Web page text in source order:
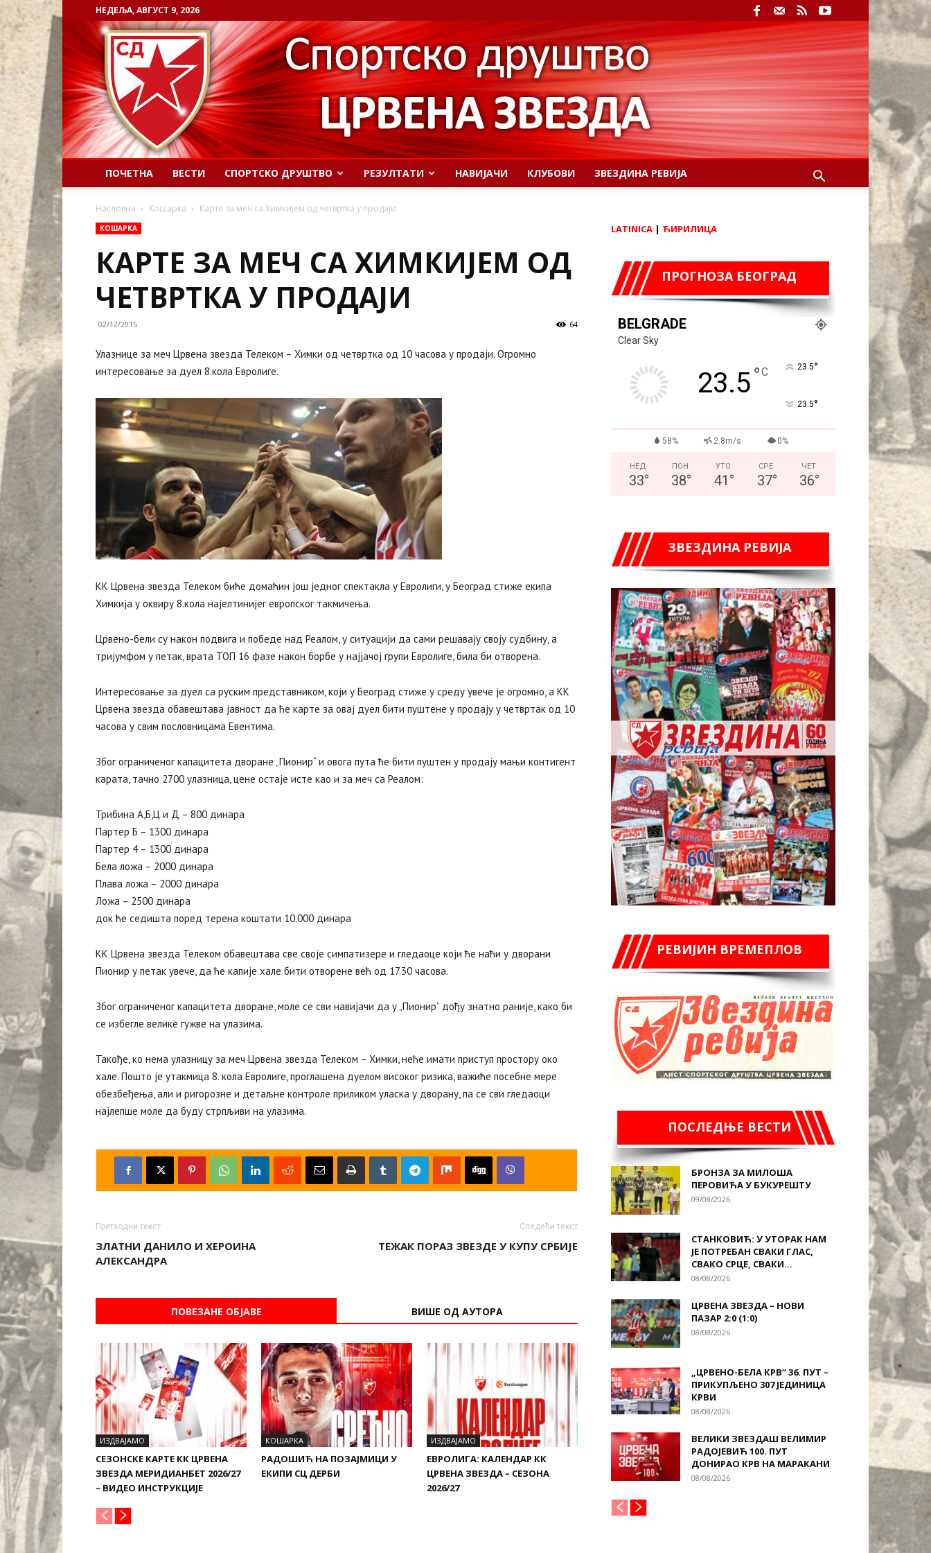
НЕДЕЉА, АВГУСТ 9, 2026
ПОЧЕТНА ВЕСТИ СПОРТСКО ДРУШТВО РЕЗУЛТАТИ НАВИЈАЧИ КЛУБОВИ ЗВЕЗДИНА РЕВИЈА
Насловна Кошарка Карте за меч са Химкијем од четвртка у продаји
КОШАРКА
КАРТЕ ЗА МЕЧ СА ХИМКИЈЕМ ОД
ЧЕТВРТКА У ПРОДАЈИ
02/12/2015 64
Улазнице за меч Црвена звезда Телеком – Химки од четвртка од 10 часова у продаји. Огромно
интересовање за дуел 8.кола Евролиге.
КК Црвена звезда Телеком биће домаћин још једног спектакла у Евролиги, у Београд стиже екипа
Химкија у оквиру 8.кола најелтинијег европског такмичења.
Црвено-бели су након подвига и победе над Реалом, у ситуацији да сами решавају своју судбину, а
тријумфом у петак, врата ТОП 16 фазе након борбе у најјачој групи Евролиге, била би отворена.
Интересовање за дуел са руским представником, који у Београд стиже у среду увече је огромно, а КК
Црвена звезда обавештава јавност да ће карте за овај дуел бити пуштене у продају у четвртак од 10
часова у свим пословницама Евентима.
Због ограниченог капацитета дворане „Пионир“ и овога пута ће бити пуштен у продају мањи контигент
карата, тачно 2700 улазница, цене остаје исте као и за меч са Реалом:
Трибина А,Б,Ц и Д – 800 динара
Партер Б – 1300 динара
Партер 4 – 1300 динара
Бела ложа – 2000 динара
Плава ложа – 2000 динара
Ложа – 2500 динара
док ће седишта поред терена коштати 10.000 динара
КК Црвена звезда Телеком обавештава све своје симпатизере и гледаоце који ће наћи у дворани
Пионир у петак увече, да ће капије хале бити отворене већ од 17.30 часова.
Због ограниченог капацитета дворане, моле се сви навијачи да у „Пионир” дођу знатно раније, како би
се избегле велике гужве на улазима.
Такође, ко нема улазницу за меч Црвена звезда Телеком – Химки, неће имати приступ простору око
хале. Пошто је утакмица 8. кола Евролиге, проглашена дуелом високог ризика, важиће посебне мере
обезбеђења, али и ригорозне и детаљне контроле приликом уласка у дворану, па се сви гледаоци
најлепше моле да буду стрпљиви на улазима.
Претходни текст
ЗЛАТНИ ДАНИЛО И ХЕРОИНА
АЛЕКСАНДРА
Следећи текст
ТЕЖАК ПОРАЗ ЗВЕЗДЕ У КУПУ СРБИЈЕ
ПОВЕЗАНЕ ОБЈАВЕ ВИШЕ ОД АУТОРА
ИЗДВАЈАМО
СЕЗОНСКЕ КАРТЕ КК ЦРВЕНА
ЗВЕЗДА МЕРИДИАНБЕТ 2026/27
– ВИДЕО ИНСТРУКЦИЈЕ
КОШАРКА
РАДОШИЋ НА ПОЗАЈМИЦИ У
ЕКИПИ СЦ ДЕРБИ
ИЗДВАЈАМО
ЕВРОЛИГА: КАЛЕНДАР КК
ЦРВЕНА ЗВЕЗДА – СЕЗОНА
2026/27
LATINICA | ЋИРИЛИЦА
ПРОГНОЗА БЕОГРАД
BELGRADE
Clear Sky
23.5°C 23.5°
23.5°
58% 2.8m/s 0%
НЕД
33°
ПОН
38°
УТО
41 °
СРЕ
37°
ЧЕТ
36°
ЗВЕЗДИНА РЕВИЈА
РЕВИЈИН ВРЕМЕПЛОВ
ПОСЛЕДЊЕ ВЕСТИ
БРОНЗА ЗА МИЛОША
ПЕРОВИЋА У БУКУРЕШТУ
09/08/2026
СТАНКОВИЋ: У УТОРАК НАМ
ЈЕ ПОТРЕБАН СВАКИ ГЛАС,
СВАКО СРЦЕ, СВАКИ...
08/08/2026
ЦРВЕНА ЗВЕЗДА – НОВИ
ПАЗАР 2:0 (1:0)
08/08/2026
„ЦРВЕНО-БЕЛА КРВ“ 36. ПУТ –
ПРИКУПЉЕНО 307 ЈЕДИНИЦА
КРВИ
08/08/2026
ВЕЛИКИ ЗВЕЗДАШ ВЕЛИМИР
РАДОЈЕВИЋ 100. ПУТ
ДОНИРАО КРВ НА МАРАКАНИ
08/08/2026